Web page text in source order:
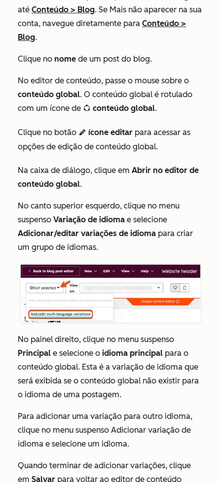
até Conteúdo > Blog. Se Mais não aparecer na sua
conta, navegue diretamente para Conteúdo >
Blog.
Clique no nome de um post do blog.
No editor de conteúdo, passe o mouse sobre o
conteúdo global. O conteúdo global é rotulado
com um ícone de globalGroup conteúdo global.
Clique no botão edit ícone editar para acessar as
opções de edição de conteúdo global.
Na caixa de diálogo, clique em Abrir no editor de
conteúdo global.
No canto superior esquerdo, clique no menu
suspenso Variação de idioma e selecione
Adicionar/editar variações de idioma para criar
um grupo de idiomas.
No painel direito, clique no menu suspenso
Principal e selecione o idioma principal para o
conteúdo global. Esta é a variação de idioma que
será exibida se o conteúdo global não existir para
o idioma de uma postagem.
Para adicionar uma variação para outro idioma,
clique no menu suspenso Adicionar variação de
idioma e selecione um idioma.
Quando terminar de adicionar variações, clique
em Salvar para voltar ao editor de conteúdo